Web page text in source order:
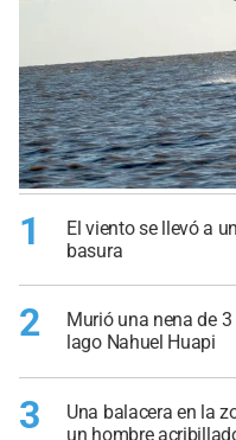
1
El viento se llevó a
basura
2
Murió una nena de
lago Nahuel Huapi
3
Una balacera en la
un hombre